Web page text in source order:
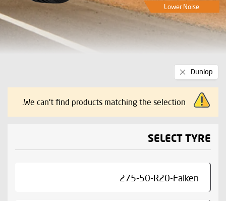
Lower Noise
Dunlop
This
We can't find products matching the selection.
SELECT TYRE
275-50-R20-Falken